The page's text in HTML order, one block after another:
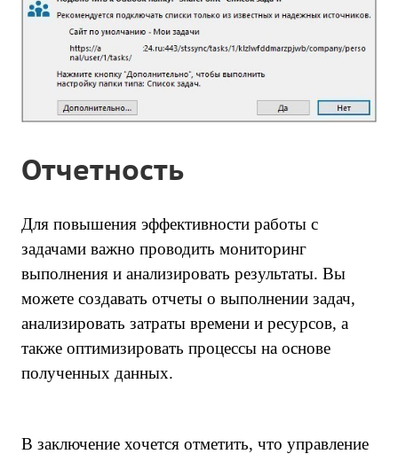
Отчетность
Для повышения эффективности работы с
задачами важно проводить мониторинг
выполнения и анализировать результаты. Вы
можете создавать отчеты о выполнении задач,
анализировать затраты времени и ресурсов, а
также оптимизировать процессы на основе
полученных данных.
В заключение хочется отметить, что управление